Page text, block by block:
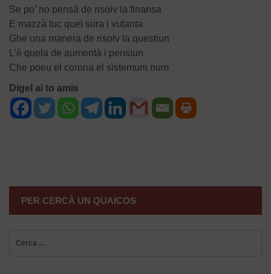
Se po’ no pensà de risolv la finansa
E mazzà tuc quei sura i vutanta
Ghe una manera de risolv la questiun
L’è quela de aumentà i pensiun
Che poeu el corona el sistemum num
Digel ai to amis
PER CERCÀ UN QUAICOS